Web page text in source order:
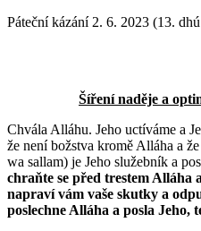
Páteční kázání 2. 6. 2023 (13.
Dr.
Šíření naděje a
Chvála Alláhu. Jeho uctíváme a
že není božstva kromě Alláha a
wa sallam) je Jeho služebník a
chraňte se před trestem Alláha
napraví vám vaše skutky a
poslechne Alláha a posla Jeho,